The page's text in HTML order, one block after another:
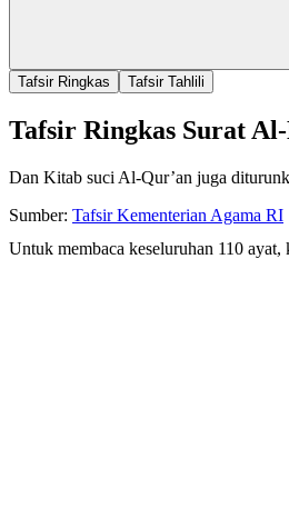
Tafsir Ringkas
Tafsir Tahlili
Tafsir Ringkas Surat
Dan Kitab suci Al-Qur’an juga
Sumber: Tafsir Kementerian Agama RI
Untuk membaca keseluruhan 110 ayat,